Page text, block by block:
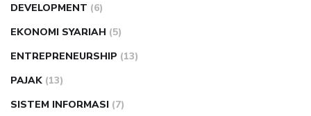
DEVELOPMENT (6)
EKONOMI SYARIAH (5)
ENTREPRENEURSHIP (13)
PAJAK (13)
SISTEM INFORMASI (7)